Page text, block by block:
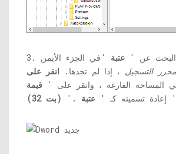
البحث عن ' عتبة 'في الجزء الأيمن
محرر التسجيل ، إذا لم تجدها. انقر على
المساحة الفارغة ، وانقر على ' قيمة DWord
(32 بت)
'. إعادة تسميته كـ ' عتبة